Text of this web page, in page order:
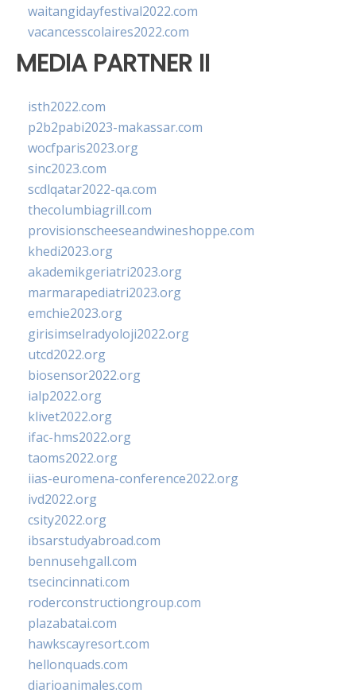
waitangidayfestival2022.com
vacancesscolaires2022.com
MEDIA PARTNER II
isth2022.com
p2b2pabi2023-makassar.com
wocfparis2023.org
sinc2023.com
scdlqatar2022-qa.com
thecolumbiagrill.com
provisionscheeseandwineshoppe.com
khedi2023.org
akademikgeriatri2023.org
marmarapediatri2023.org
emchie2023.org
girisimselradyoloji2022.org
utcd2022.org
biosensor2022.org
ialp2022.org
klivet2022.org
ifac-hms2022.org
taoms2022.org
iias-euromena-conference2022.org
ivd2022.org
csity2022.org
ibsarstudyabroad.com
bennusehgall.com
tsecincinnati.com
roderconstructiongroup.com
plazabatai.com
hawkscayresort.com
hellonquads.com
diarioanimales.com